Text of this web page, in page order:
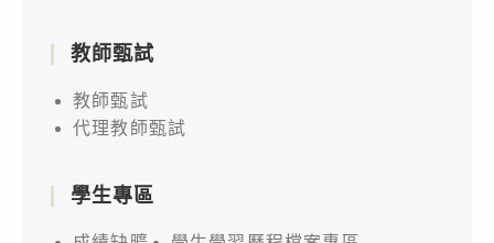
教師甄試
教師甄試
代理教師甄試
學生專區